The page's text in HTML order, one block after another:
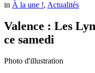
in À la une !, Actualités
Valence : Les
ce samedi
Photo d'illustration